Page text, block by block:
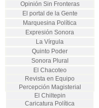
Opinión Sin Fronteras
El portal de la Gente
Marquesina Política
Expresión Sonora
La Vírgula
Quinto Poder
Sonora Plural
El Chacoteo
Revista en Equipo
Percepción Magisterial
El Chiltepin
Caricatura Política